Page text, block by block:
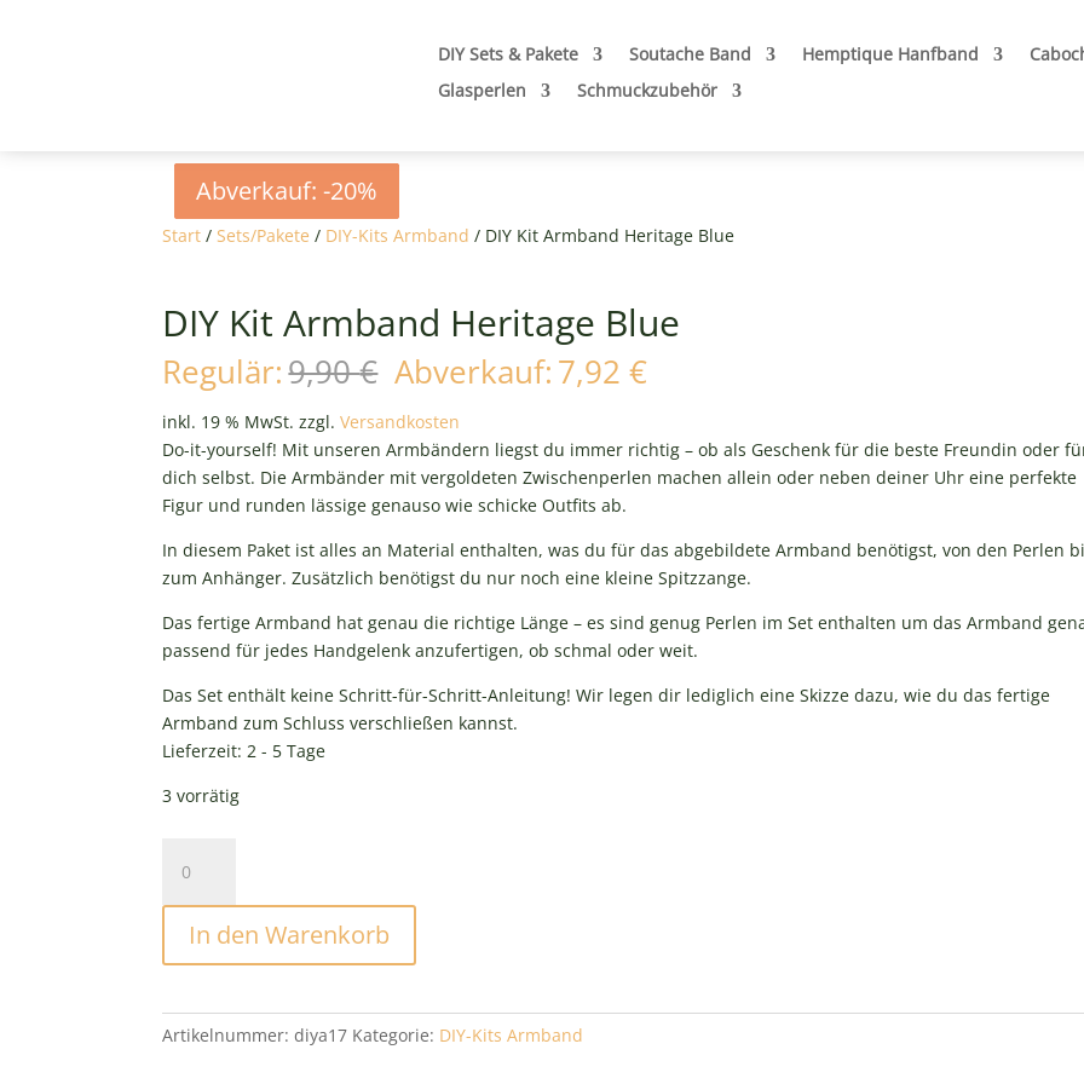
DIY Sets & Pakete Soutache Band Hemptique Hanfband
Glasperlen
Schmuckzubehör
Start /Sets/Pakete / DIY-Kits Armband / DIY Kit Armband Heritage Blue
Abverkauf: -20%
DIY Kit Armband Heritage Blue
Regulär:9,90€ Ursprünglicher
Preis
war:
9,90 €
Abverkauf:7,92€Aktueller
7,92 €.
inkl. 19 % MwSt. zzgl.Versandkosten
Do-it-yourself! Mit unseren Armbändern liegst du immer richtig – ob als Geschenk für die beste Freundin oder
dich selbst. Die Armbänder mit vergoldeten Zwischenperlen machen allein oder neben deiner Uhr eine perfekte
Figur und runden lässige genauso wie schicke Outfits ab.
In diesem Paket ist alles an Material enthalten, was du für das abgebildete Armband benötigst, von den Perlen
zum Anhänger. Zusätzlich benötigst du nur noch eine kleine Spitzzange.
Das fertige Armband hat genau die richtige Länge – es sind genug Perlen im Set enthalten um das Armband
passend für jedes Handgelenk anzufertigen, ob schmal oder weit.
Das Set enthält keine Schritt-für-Schritt-Anleitung! Wir legen dir lediglich eine Skizze dazu, wie du das fertige
Armband zum Schluss verschließen kannst.
Lieferzeit:2 - 5 Tage
3 vorrätig
Kit
Armband
Heritage
Blue
In den Warenkorb
Artikelnummer:diya17 Kategorie: DIY-Kits Armband
Abverkauf: -20%
Abverkauf: -20%
Abverkauf: -20%